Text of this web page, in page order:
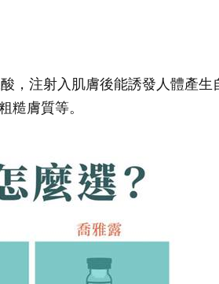
，注射入肌膚後能誘發人體產
糙膚質等。